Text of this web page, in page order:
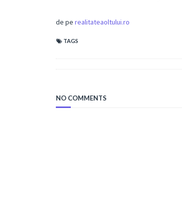
de pe realitateaoltului.ro
TAGS
NO COMMENTS